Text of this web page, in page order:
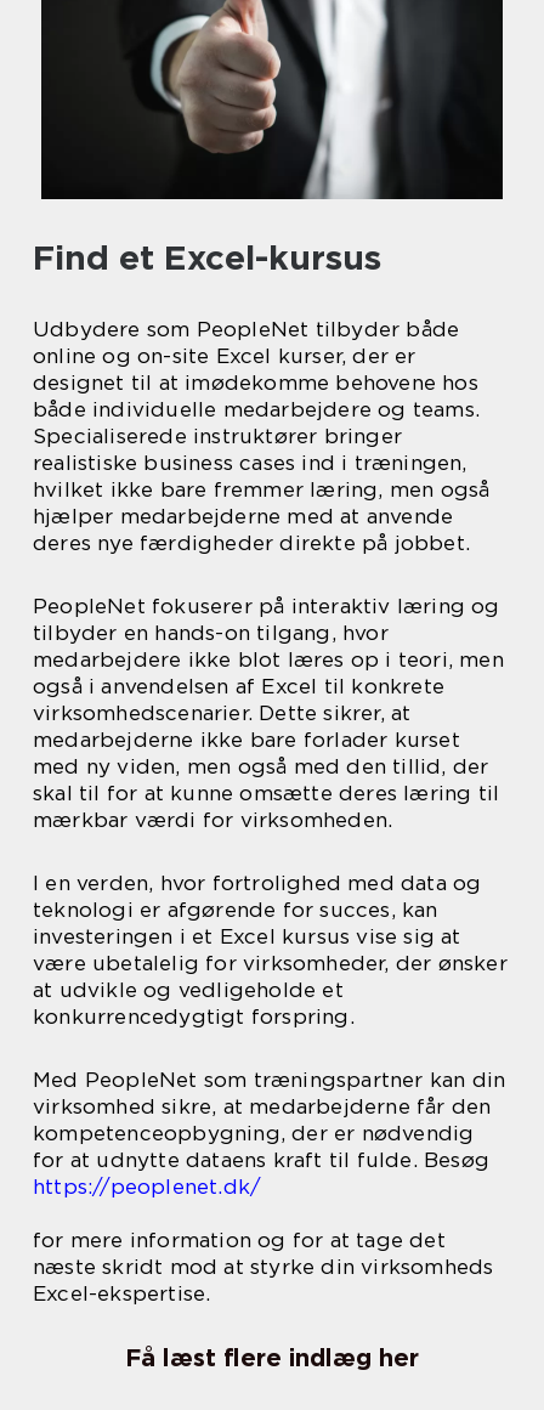
Find et Excel-kursus
Udbydere som PeopleNet tilbyder både
online og on-site Excel kurser, der er
designet til at imødekomme behovene hos
både individuelle medarbejdere og teams.
Specialiserede instruktører bringer
realistiske business cases ind i træningen,
hvilket ikke bare fremmer læring, men også
hjælper medarbejderne med at anvende
deres nye færdigheder direkte på jobbet.
PeopleNet fokuserer på interaktiv læring og
tilbyder en hands-on tilgang, hvor
medarbejdere ikke blot læres op i teori, men
også i anvendelsen af Excel til konkrete
virksomhedscenarier. Dette sikrer, at
medarbejderne ikke bare forlader kurset
med ny viden, men også med den tillid, der
skal til for at kunne omsætte deres læring til
mærkbar værdi for virksomheden.
I en verden, hvor fortrolighed med data og
teknologi er afgørende for succes, kan
investeringen i et Excel kursus vise sig at
være ubetalelig for virksomheder, der ønsker
at udvikle og vedligeholde et
konkurrencedygtigt forspring.
Med PeopleNet som træningspartner kan din
virksomhed sikre, at medarbejderne får den
kompetenceopbygning, der er nødvendig
for at udnytte dataens kraft til fulde. Besøg
https://peoplenet.dk/
for mere information og for at tage det
næste skridt mod at styrke din virksomheds
Excel-ekspertise.
Få læst flere indlæg her